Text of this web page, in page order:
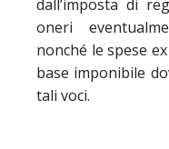
dall’imposta di
oneri
nonché le spese
base imponibile
tali voci.